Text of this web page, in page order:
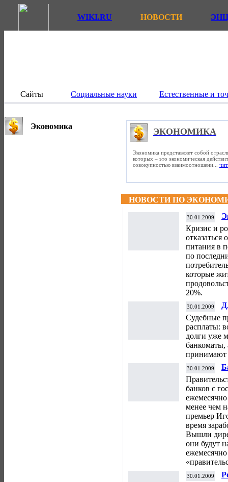
WIKI.RU НОВОСТИ
Сайты Социальные науки Естественные и
Экономика
ЭКОНОМИКА
Экономика представляет собой
которых – это экономическая
совокупностью взаимоотношени...
НОВОСТИ ПО
30.01.2009
Кризис и
отказаться
питания в
по
которые
20%.
30.01.2009
Судебные
расплаты:
долги уже
банкоматы,
принимают
30.01.2009
банков с
менее чем
премьер
время
Вышли
они будут
30.01.2009